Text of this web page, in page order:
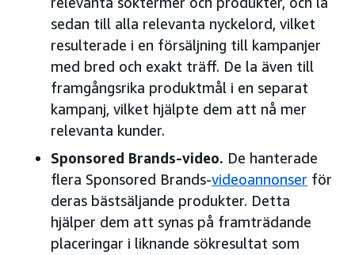
sedan till alla relevanta nyckelord, vilket
resulterade i en försäljning till kampanjer
med bred och exakt träff. De la även till
framgångsrika produktmål i en separat
kampanj, vilket hjälpte dem att nå mer
relevanta kunder.
Sponsored Brands-video. De hanterade
flera Sponsored Brands-videoannonser för
deras bästsäljande produkter. Detta
hjälper dem att synas på framträdande
placeringar i liknande sökresultat som